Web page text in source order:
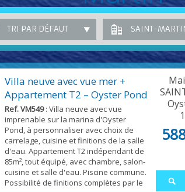
TRI PAR DÉFAUT SAINT-
Villa neuve avec vue mer +
Appartement T2 – Oyster Pond
Ref. VM549: Villa neuve avec vue
imprenable sur la marina d'Oyster
Pond, à personnaliser avec choix de
carrelage, cuisine et finitions de la salle
d'eau. Appartement T2 indépendant de
85m², tout équipé, avec chambre, salon-
cuisine et salle d'eau. Piscine commune.
Possibilité de finitions complètes par le